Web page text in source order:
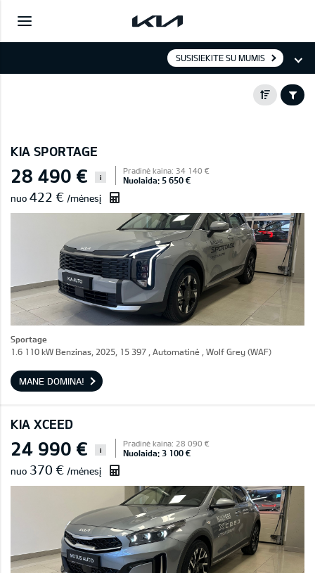
SUSISIEKITE SU MUMIS
KIA SPORTAGE
28 490 € i
Pradinė kaina: 34 140 €
Nuolaida: 5 650 €
nuo 422 € /mėnesį
Sportage
1.6 110 kW Benzinas, 2025, 15 397 , Automatinė , Wolf Grey (WAF)
MANE DOMINA!
KIA XCEED
24 990 € i
Pradinė kaina: 28 090 €
Nuolaida: 3 100 €
nuo 370 € /mėnesį